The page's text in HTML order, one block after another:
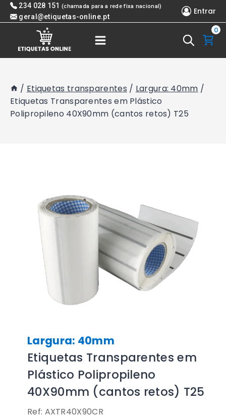
Skip 234 028 151 (chamada para a rede fixa nacional)
geral@etiquetas-online.pt
Entrar
0
/ Etiquetas transparentes / Largura: 40mm /
Etiquetas Transparentes em Plástico
Polipropileno 40X90mm (cantos retos) T25
Largura: 40mm
Etiquetas Transparentes em
Plástico Polipropileno
40X90mm (cantos retos) T25
Ref: AXTR40X90CR